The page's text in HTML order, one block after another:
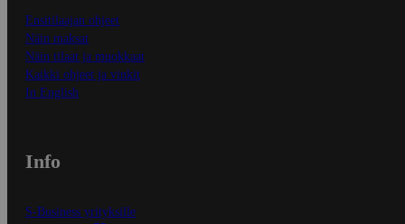
Ensitilaajan ohjeet
Näin maksat
Näin tilaat ja muokkaat
Kaikki ohjeet ja vinkit
In English
Info
S-Business yrityksille